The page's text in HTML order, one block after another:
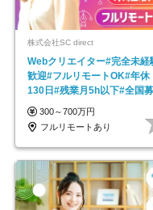
株式会社SC direct
Webクリエイター#完全未経
歓迎#フルリモートOK#年休
130日#残業月5h以下#全国
#最大1年の研修
300～700万円
フルリモートあり